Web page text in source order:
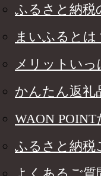
ふるさと納税
まいふるとは
メリットい
かんたん返礼
WAON
ふるさと納税